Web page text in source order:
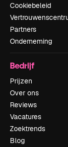
Cookiebeleid
Partners
Onderneming
Bedrijf
Prijzen
Over ons
Reviews
Vacatures
Zoektrends
Blog